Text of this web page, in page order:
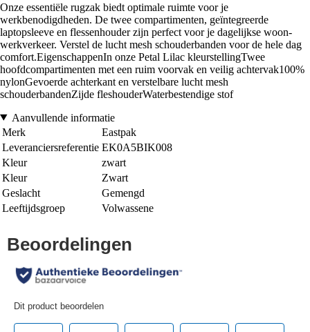
Onze essentiële rugzak biedt optimale ruimte voor je
werkbenodigdheden. De twee compartimenten, geïntegreerde
laptopsleeve en flessenhouder zijn perfect voor je dagelijkse woon-
werkverkeer. Verstel de lucht mesh schouderbanden voor de hele dag
comfort.EigenschappenIn onze Petal Lilac kleurstellingTwee
hoofdcompartimenten met een ruim voorvak en veilig achtervak100%
nylonGevoerde achterkant en verstelbare lucht mesh
schouderbandenZijde fleshouderWaterbestendige stof
Aanvullende informatie
Merk
Eastpak
Leveranciersreferentie EK0A5BIK008
Kleur
zwart
Kleur
Zwart
Geslacht
Gemengd
Leeftijdsgroep
Volwassene